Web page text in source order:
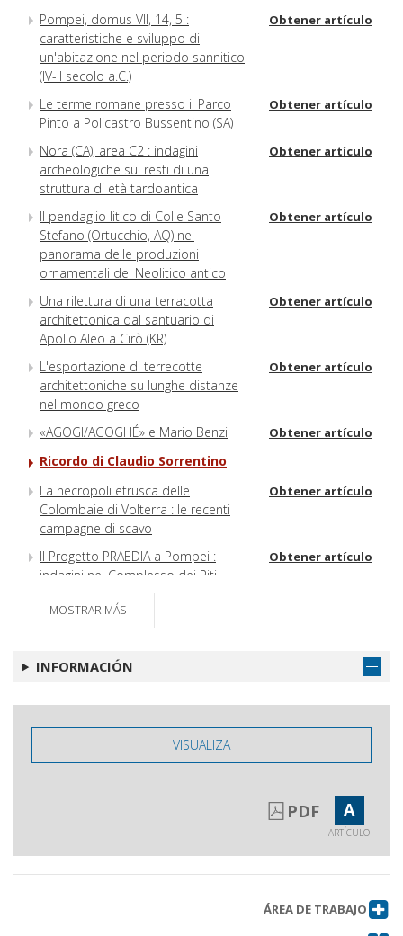
Pompei, domus VII, 14, 5 :
caratteristiche e sviluppo di
un'abitazione nel periodo sannitico
(IV-II secolo a.C.)
Obtener artículo
Le terme romane presso il Parco
Pinto a Policastro Bussentino (SA)
Obtener artículo
Nora (CA), area C2 : indagini
archeologiche sui resti di una
struttura di età tardoantica
Obtener artículo
Il pendaglio litico di Colle Santo
Stefano (Ortucchio, AQ) nel
panorama delle produzioni
ornamentali del Neolitico antico
Obtener artículo
Una rilettura di una terracotta
architettonica dal santuario di
Apollo Aleo a Cirò (KR)
Obtener artículo
L'esportazione di terrecotte
architettoniche su lunghe distanze
nel mondo greco
Obtener artículo
«AGOGI/AGOGHÉ» e Mario Benzi Obtener artículo
Ricordo di Claudio Sorrentino
La necropoli etrusca delle
Colombaie di Volterra : le recenti
campagne di scavo
Obtener artículo
Il Progetto PRAEDIA a Pompei :
indagini nel Complesso dei Riti
Magici (2021-2022)
Obtener artículo
Hierapolis di Frigia
del Sarto a Pisa
Lo scavo del giardino di San Sisto a
Pisa (campagne 2020-22)
MOSTRAR MÁS
INFORMACIÓN
VISUALIZA
PDF A
ARTÍCULO
ÁREA DE TRABAJO